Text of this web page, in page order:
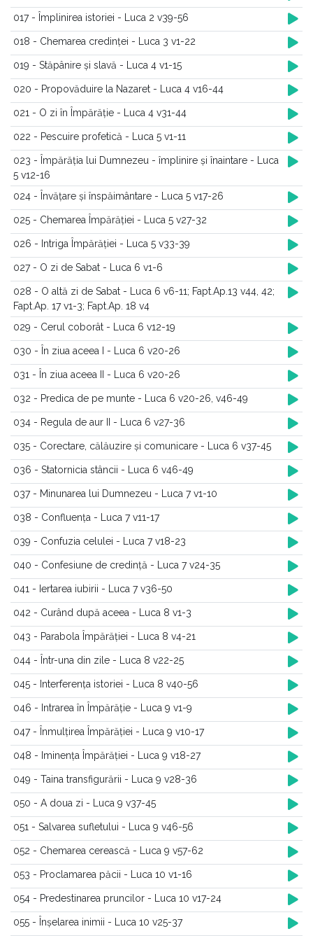
017 - Împlinirea istoriei - Luca 2 v39-56
018 - Chemarea credinței - Luca 3 v1-22
019 - Stăpânire și slavă - Luca 4 v1-15
020 - Propovăduire la Nazaret - Luca 4 v16-44
021 - O zi în Împărăție - Luca 4 v31-44
022 - Pescuire profetică - Luca 5 v1-11
023 - Împărăția lui Dumnezeu - împlinire și înaintare - Luca
5 v12-16
024 - Învățare și înspăimântare - Luca 5 v17-26
025 - Chemarea Împărăției - Luca 5 v27-32
026 - Intriga Împărăției - Luca 5 v33-39
027 - O zi de Sabat - Luca 6 v1-6
028 - O altă zi de Sabat - Luca 6 v6-11; Fapt.Ap.13 v44, 42;
Fapt.Ap. 17 v1-3; Fapt.Ap. 18 v4
029 - Cerul coborât - Luca 6 v12-19
030 - În ziua aceea I - Luca 6 v20-26
031 - În ziua aceea II - Luca 6 v20-26
032 - Predica de pe munte - Luca 6 v20-26, v46-49
034 - Regula de aur II - Luca 6 v27-36
035 - Corectare, călăuzire și comunicare - Luca 6 v37-45
036 - Statornicia stâncii - Luca 6 v46-49
037 - Minunarea lui Dumnezeu - Luca 7 v1-10
038 - Confluența - Luca 7 v11-17
039 - Confuzia celulei - Luca 7 v18-23
040 - Confesiune de credință - Luca 7 v24-35
041 - Iertarea iubirii - Luca 7 v36-50
042 - Curând după aceea - Luca 8 v1-3
043 - Parabola Împărăției - Luca 8 v4-21
044 - Într-una din zile - Luca 8 v22-25
045 - Interferența istoriei - Luca 8 v40-56
046 - Intrarea în Împărăție - Luca 9 v1-9
047 - Înmulțirea Împărăției - Luca 9 v10-17
048 - Iminența Împărăției - Luca 9 v18-27
049 - Taina transfigurării - Luca 9 v28-36
050 - A doua zi - Luca 9 v37-45
051 - Salvarea sufletului - Luca 9 v46-56
052 - Chemarea cerească - Luca 9 v57-62
053 - Proclamarea păcii - Luca 10 v1-16
054 - Predestinarea pruncilor - Luca 10 v17-24
055 - Înșelarea inimii - Luca 10 v25-37